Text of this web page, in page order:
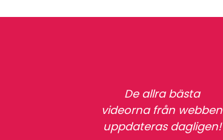
De allra bästa
videorna från webben
uppdateras dagligen!